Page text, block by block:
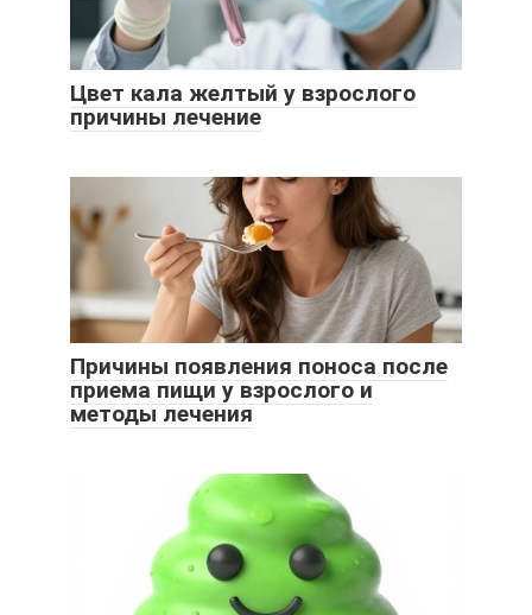
Цвет кала желтый у взрослого
причины лечение
Причины появления поноса после
приема пищи у взрослого и
методы лечения